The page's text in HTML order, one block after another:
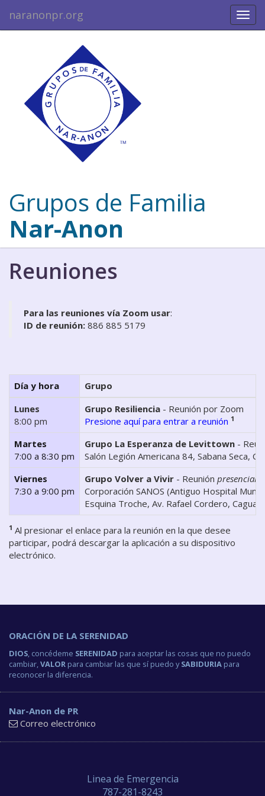
naranonpr.org
Grupos de Familia
Nar-Anon
Reuniones
Para las reuniones vía Zoom usar:
ID de reunión: 886 885 5179
Día y hora
Grupo
Lunes
8:00 pm
Grupo Resiliencia - Reunión por Zoom
Presione aquí para entrar a reunión 1
Martes
7:00 a 8:30 pm
Grupo La Esperanza de Levittown -
Salón Legión Americana 84, Sabana Seca,
Viernes
7:30 a 9:00 pm
Grupo Volver a Vivir - Reunión presencial
Corporación SANOS (Antiguo Hospital
Esquina Troche, Av. Rafael Cordero, Caguas
1 Al presionar el enlace para la reunión en la que desee
participar, podrá descargar la aplicación a su dispositivo
electrónico.
ORACIÓN DE LA SERENIDAD
DIOS, concédeme SERENIDAD para aceptar las cosas que no puedo
cambiar,VALOR para cambiar las que sí puedo ySABIDURIA para
reconocer la diferencia.
Nar-Anon de PR
Correo electrónico
Linea de Emergencia
787-281-8243